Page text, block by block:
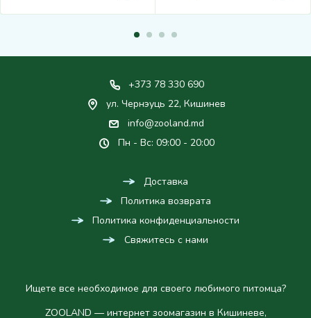
+373 78 330 690
ул. Чернэуць 22, Кишинев
info@zooland.md
Пн - Вс: 09:00 - 20:00
Доставка
Политика возврата
Политика конфиденциальности
Свяжитесь с нами
Ищете все необходимое для своего любимого питомца?
ZOOLAND — интернет зоомагазин в Кишиневе,